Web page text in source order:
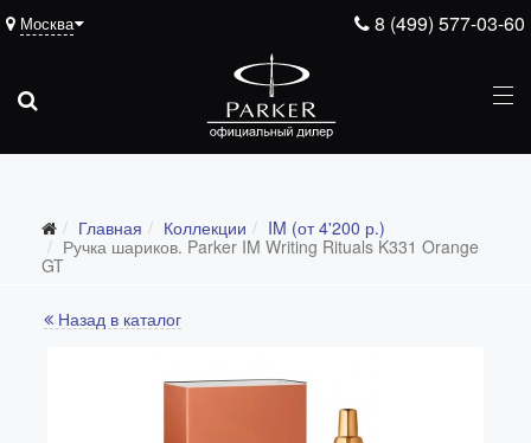
8 (499) 577-03-60
Москва
Главная Коллекции
IM (от 4'200 р.)
Ручка шариков. Parker IM Writing Rituals K331 Orange
GT
Назад в каталог
Все коллекции
Ingenuity (от 35'305 р.)